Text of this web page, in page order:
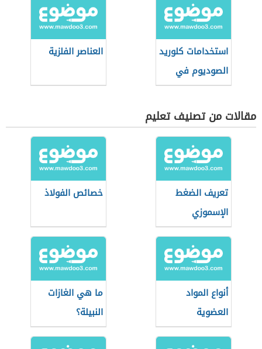
استخدامات كلوريد
الصوديوم في
الطب
العناصر الفلزية
مقالات من تصنيف تعليم
تعريف الضغط
الإسموزي
خصائص الفولاذ
أنواع المواد
العضوية
ما هي الغازات
النبيلة؟